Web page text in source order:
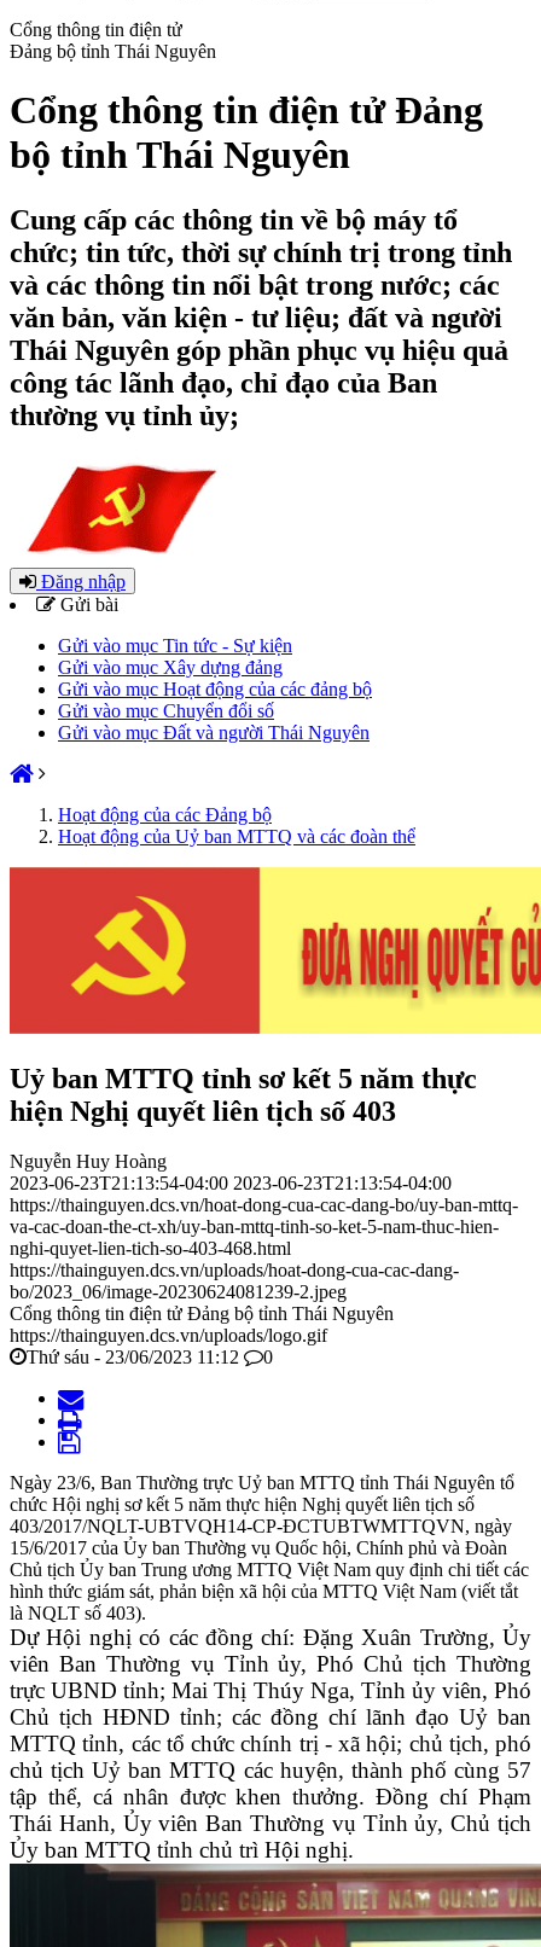
Cổng thông tin điện tử
Đảng bộ tỉnh Thái Nguyên
Cổng thông tin điện tử Đảng
bộ tỉnh Thái Nguyên
Cung cấp các thông tin về bộ máy tổ
chức; tin tức, thời sự chính trị trong tỉnh
và các thông tin nổi bật trong nước; các
văn bản, văn kiện - tư liệu; đất và người
Thái Nguyên góp phần phục vụ hiệu quả
công tác lãnh đạo, chỉ đạo của Ban
thường vụ tỉnh ủy;
Đăng nhập
Gửi bài
Gửi vào mục Tin tức - Sự kiện
Gửi vào mục Xây dựng đảng
Gửi vào mục Hoạt động của các đảng bộ
Gửi vào mục Chuyển đổi số
Gửi vào mục Đất và người Thái Nguyên
Hoạt động của các Đảng bộ
Hoạt động của Uỷ ban MTTQ và các đoàn thể
Uỷ ban MTTQ tỉnh sơ kết 5 năm thực
hiện Nghị quyết liên tịch số 403
Nguyễn Huy Hoàng
2023-06-23T21:13:54-04:00 2023-06-23T21:13:54-04:00
https://thainguyen.dcs.vn/hoat-dong-cua-cac-dang-bo/uy-ban-mttq-
va-cac-doan-the-ct-xh/uy-ban-mttq-tinh-so-ket-5-nam-thuc-hien-
nghi-quyet-lien-tich-so-403-468.html
https://thainguyen.dcs.vn/uploads/hoat-dong-cua-cac-dang-
bo/2023_06/image-20230624081239-2.jpeg
Cổng thông tin điện tử Đảng bộ tỉnh Thái Nguyên
https://thainguyen.dcs.vn/uploads/logo.gif
Thứ sáu - 23/06/2023 11:12
0
Ngày 23/6, Ban Thường trực Uỷ ban MTTQ tỉnh Thái Nguyên tổ
chức Hội nghị sơ kết 5 năm thực hiện Nghị quyết liên tịch số
403/2017/NQLT-UBTVQH14-CP-ĐCTUBTWMTTQVN, ngày
15/6/2017 của Ủy ban Thường vụ Quốc hội, Chính phủ và Đoàn
Chủ tịch Ủy ban Trung ương MTTQ Việt Nam quy định chi tiết các
hình thức giám sát, phản biện xã hội của MTTQ Việt Nam (viết tắt
là NQLT số 403).
Dự Hội nghị có các đồng chí: Đặng Xuân Trường, Ủy
viên Ban Thường vụ Tỉnh ủy, Phó Chủ tịch Thường
trực UBND tỉnh; Mai Thị Thúy Nga, Tỉnh ủy viên, Phó
Chủ tịch HĐND tỉnh; các đồng chí lãnh đạo Uỷ ban
MTTQ tỉnh, các tổ chức chính trị - xã hội; chủ tịch, phó
chủ tịch Uỷ ban MTTQ các huyện, thành phố cùng 57
tập thể, cá nhân được khen thưởng. Đồng chí Phạm
Thái Hanh, Ủy viên Ban Thường vụ Tỉnh ủy, Chủ tịch
Ủy ban MTTQ tỉnh chủ trì Hội nghị.